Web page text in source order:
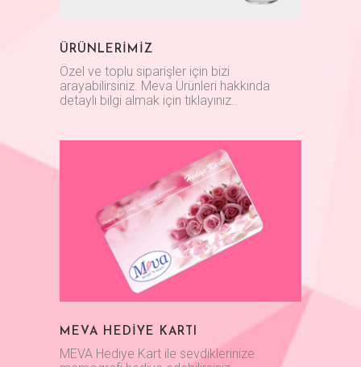
ÜRÜNLERİMİZ
Özel ve toplu siparişler için bizi
arayabilirsiniz. Meva Ürünleri hakkında
detaylı bilgi almak için tıklayınız..
MEVA HEDİYE KARTI
MEVA Hediye Kart ile sevdiklerinize